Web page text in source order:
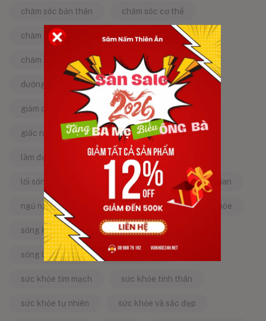
chăm sóc bản thân chăm sóc cơ thể
chăm sóc da chăm sóc sức khỏe
chăm sóc sức khỏe tự nhiên chống lão hóa
dưỡng da tự nhiên dưỡng sinh
giảm căng thẳng giảm stress
giấc ngủ ngon kinh nghiệm dân gian
làm đẹp từ bên trong làm đẹp tự nhiên
lối sống lành mạnh mật ong mẹo dân gian
ngủ ngon năng lượng tích cực sống khỏe
sống khỏe mỗi ngày sống khỏe đẹp
sống lành mạnh sống tích cực
sức khỏe tim mạch sức khỏe tinh thần
sức khỏe tự nhiên sức khỏe và sắc đẹp